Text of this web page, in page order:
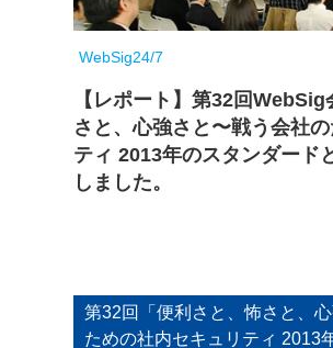
WebSig24/7
【レポート】第32回
さと、心強さと〜戦う会社
ティ 2013年のスタンダード
しました。
第32回「便利さと、怖さと、
ための社内セキュリティ 2013